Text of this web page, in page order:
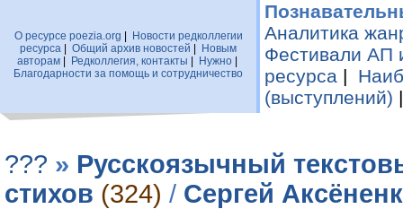
О ресурсе poezia.org
Новости редколлегии
ресурса
Общий архив новостей
Новым
авторам| Редколлегия, контакты Нужно|
Благодарности за помощь и сотрудничество
Аналитика
Фестивали АП
ресурса |
(выступлений)
??? » Русскоязычный
стихов (324) / Сергей